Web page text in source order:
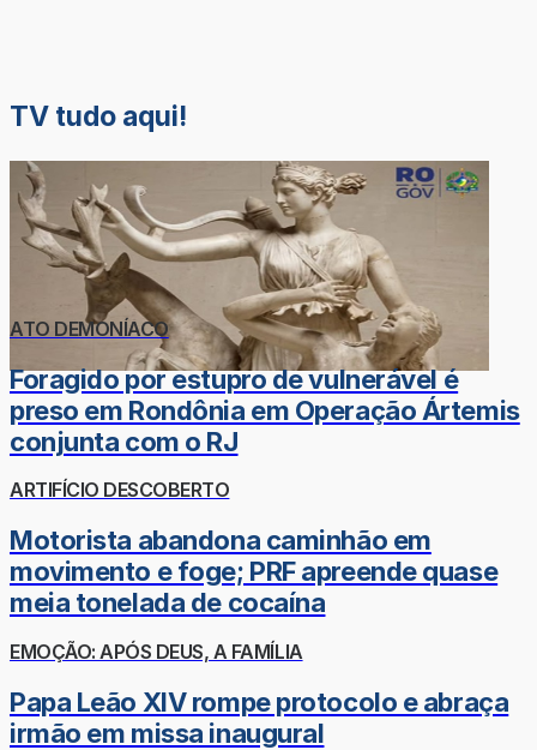
TV tudo aqui!
ATO DEMONÍACO
Foragido por estupro de vulnerável é
preso em Rondônia em Operação Ártemis
conjunta com o RJ
ARTIFÍCIO DESCOBERTO
Motorista abandona caminhão em
movimento e foge; PRF apreende quase
meia tonelada de cocaína
EMOÇÃO: APÓS DEUS, A FAMÍLIA
Papa Leão XIV rompe protocolo e abraça
irmão em missa inaugural